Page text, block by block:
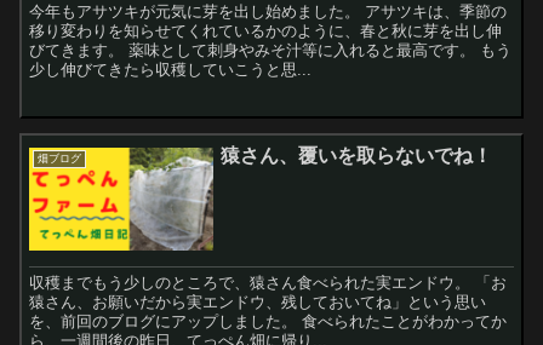
今年もアサツキが元気に芽を出し始めました。 アサツキは、季節の
移り変わりを知らせてくれているかのように、春と秋に芽を出し伸
びてきます。 薬味として刺身やみそ汁等に入れると最高です。 もう
少し伸びてきたら収穫していこうと思...
畑ブログ 猿さん、覆いを取らないでね！
収穫までもう少しのところで、猿さん食べられた実エンドウ。 「お
猿さん、お願いだから実エンドウ、残しておいてね」という思い
を、前回のブログにアップしました。 食べられたことがわかってか
ら、一週間後の昨日、てっぺん畑に帰り...